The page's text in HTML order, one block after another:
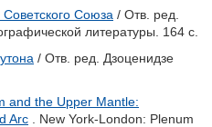
Союза / Отв. ред.
литературы. 164 с.
/ Отв. ред. Дзоценидзе
and the Upper Mantle:
Arc . New York-London: Plenum